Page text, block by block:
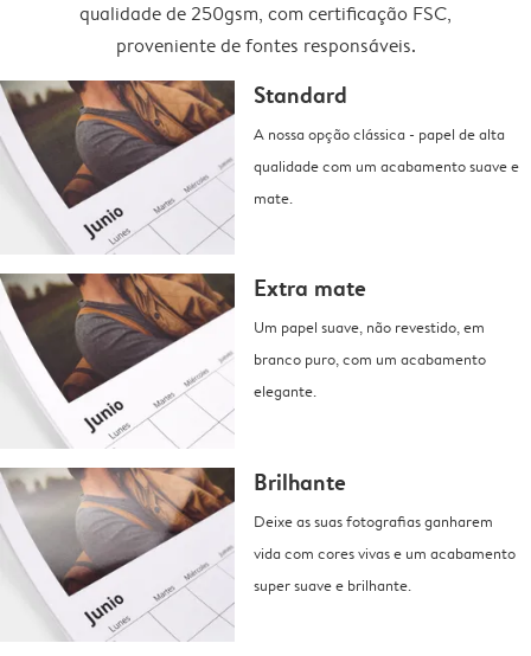
qualidade de 250gsm, com certificação FSC,
proveniente de fontes responsáveis.
Standard
A nossa opção clássica - papel de alta
qualidade com um acabamento suave e
mate.
Extra mate
Um papel suave, não revestido, em
branco puro, com um acabamento
elegante.
Brilhante
Deixe as suas fotografias ganharem
vida com cores vivas e um acabamento
super suave e brilhante.